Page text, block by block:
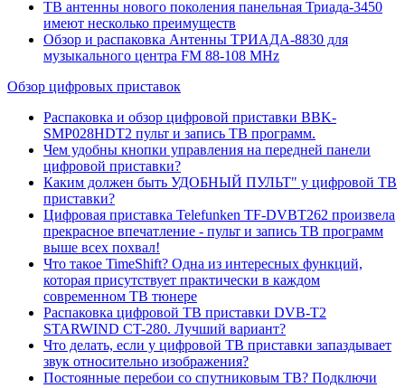
ТВ антенны нового поколения панельная Триада-3450
имеют несколько преимуществ
Обзор и распаковка Антенны ТРИАДА-8830 для
музыкального центра FM 88-108 MHz
Обзор цифровых приставок
Распаковка и обзор цифровой приставки BBK-
SMP028HDT2 пульт и запись ТВ программ.
Чем удобны кнопки управления на передней панели
цифровой приставки?
Каким должен быть УДОБНЫЙ ПУЛЬТ" у цифровой ТВ
приставки?
Цифровая приставка Telefunken TF-DVBT262 произвела
прекрасное впечатление - пульт и запись ТВ программ
выше всех похвал!
Что такое TimeShift? Одна из интересных функций,
которая присутствует практически в каждом
современном ТВ тюнере
Распаковка цифровой ТВ приставки DVB-T2
STARWIND CT-280. Лучший вариант?
Что делать, если у цифровой ТВ приставки запаздывает
звук относительно изображения?
Постоянные перебои со спутниковым ТВ? Подключи